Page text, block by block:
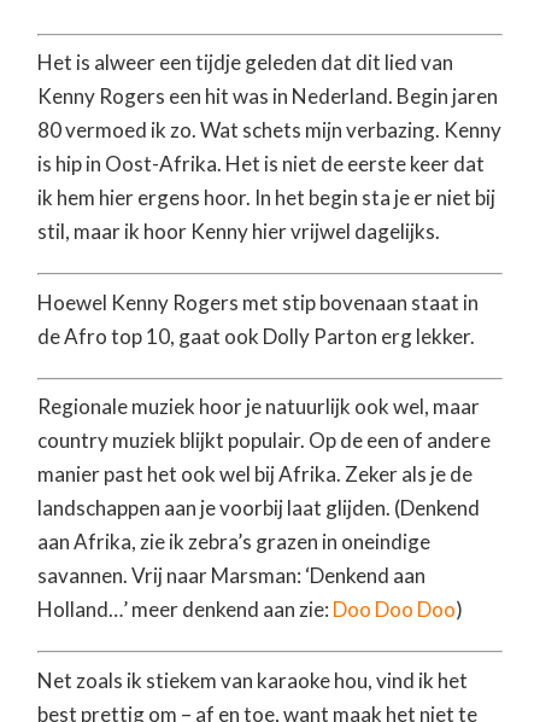
Het is alweer een tijdje geleden dat dit lied van
Kenny Rogers een hit was in Nederland. Begin jaren
80 vermoed ik zo. Wat schets mijn verbazing. Kenny
is hip in Oost-Afrika. Het is niet de eerste keer dat
ik hem hier ergens hoor. In het begin sta je er niet bij
stil, maar ik hoor Kenny hier vrijwel dagelijks.
Hoewel Kenny Rogers met stip bovenaan staat in
de Afro top 10, gaat ook Dolly Parton erg lekker.
Regionale muziek hoor je natuurlijk ook wel, maar
country muziek blijkt populair. Op de een of andere
manier past het ook wel bij Afrika. Zeker als je de
landschappen aan je voorbij laat glijden. (Denkend
aan Afrika, zie ik zebra’s grazen in oneindige
savannen. Vrij naar Marsman: ‘Denkend aan
Holland…’ meer denkend aan zie: Doo Doo Doo)
Net zoals ik stiekem van karaoke hou, vind ik het
best prettig om – af en toe, want maak het niet te